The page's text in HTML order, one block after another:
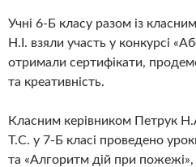
Учні 6-Б класу разом із
Н.І. взяли участь у конкурсі
отримали сертифікати,
та креативність.
Класним керівником Петрук
Т.С. у 7-Б класі проведено
та «Алгоритм дій при пожежі»,